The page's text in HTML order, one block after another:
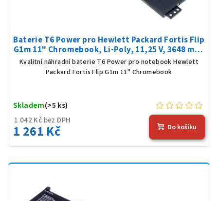
Baterie T6 Power pro Hewlett Packard Fortis Flip
G1m 11" Chromebook, Li-Poly, 11,25 V, 3648 mAh
(41 Wh), černá
Kvalitní náhradní baterie T6 Power pro notebook Hewlett
Packard Fortis Flip G1m 11" Chromebook
1 042 Kč bez DPH
1 261 Kč
Skladem(>5 ks)
Do košíku